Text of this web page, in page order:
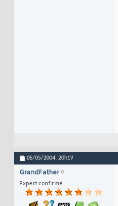
05/05/2004, 20h19
GrandFather
Expert confirmé